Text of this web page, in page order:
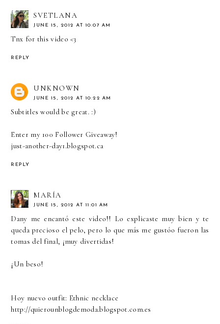
SVETLANA
JUNE 15, 2012 AT 10:07 AM
Tnx for this video <3
REPLY
UNKNOWN
JUNE 15, 2012 AT 10:22 AM
Subtitles would be great. :)
Enter my 100 Follower Giveaway!
just-another-day1.blogspot.ca
REPLY
MARÍA
JUNE 15, 2012 AT 11:01 AM
Dany me encantó este video!! Lo explicaste muy bien y te
queda precioso el pelo, pero lo que más me gustóo fueron las
tomas del final, ¡muy divertidas!
¡Un beso!
Hoy nuevo outfit: Ethnic necklace
http://quierounblogdemoda.blogspot.com.es